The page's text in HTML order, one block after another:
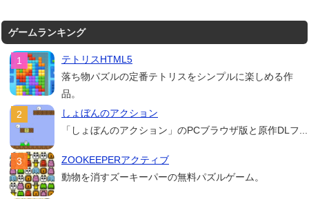
ゲームランキング
テトリスHTML5
落ち物パズルの定番テトリスをシンプルに楽しめる作
品。
しょぼんのアクション
「しょぼんのアクション」のPCブラウザ版と原作DLフ...
ZOOKEEPERアクティブ
動物を消すズーキーパーの無料パズルゲーム。